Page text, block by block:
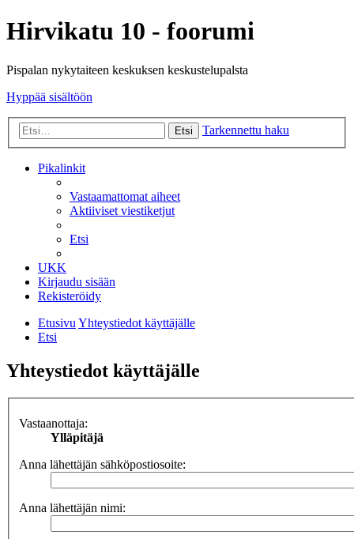
Hirvikatu 10 - foorumi
Pispalan nykytaiteen keskuksen keskustelupalsta
Hyppää sisältöön
Etsi Tarkennettu haku
Pikalinkit
Vastaamattomat aiheet
Aktiiviset viestiketjut
Etsi
UKK
Kirjaudu sisään
Rekisteröidy
EtusivuYhteystiedot käyttäjälle
Etsi
Yhteystiedot käyttäjälle
Vastaanottaja:
Ylläpitäjä
Anna lähettäjän sähköpostiosoite:
Anna lähettäjän nimi: